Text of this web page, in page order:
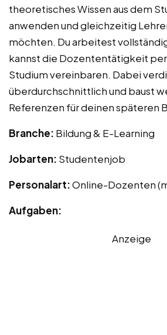
theoretisches Wissen aus dem
anwenden und gleichzeitig
möchten. Du arbeitest
kannst die Dozententätigkeit
Studium vereinbaren. Dabei
überdurchschnittlich und baust
Referenzen für deinen späteren
Branche: Bildung & E-Learning
Jobarten: Studentenjob
Personalart:Online-Dozenten
Aufgaben:
Anzeige